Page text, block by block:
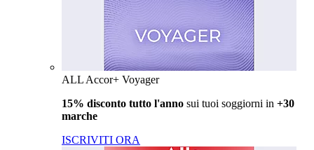
ALL Accor+ Voyager
15% disconto tutto l'anno sui tuoi soggiorni in +30
marche
ISCRIVITI ORA